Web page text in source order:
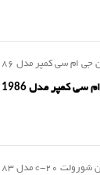
کمپر مدل 1986